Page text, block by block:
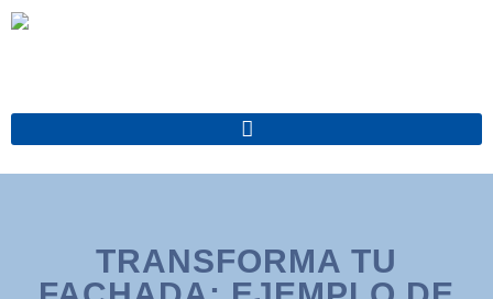
TRANSFORMA TU